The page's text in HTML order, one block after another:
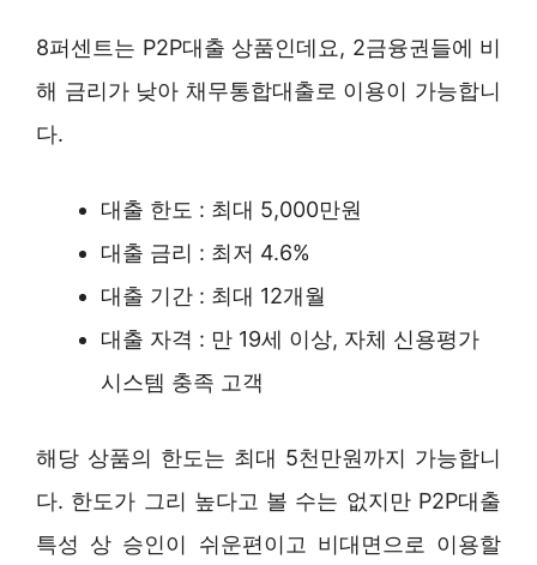
8퍼센트는 P2P대출 상품인데요, 2금융권들에 비
해 금리가 낮아 채무통합대출로 이용이 가능합니
다.
대출 한도 : 최대 5,000만원
대출 금리 : 최저 4.6%
대출 기간 : 최대 12개월
대출 자격 : 만 19세 이상, 자체 신용평가
시스템 충족 고객
해당 상품의 한도는 최대 5천만원까지 가능합니
다. 한도가 그리 높다고 볼 수는 없지만 P2P대출
특성 상 승인이 쉬운편이고 비대면으로 이용할